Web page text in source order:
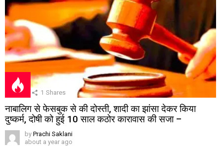
1 Shares
नाबालिग से फेसबुक से की दोस्ती, शादी का झांसा देकर किया
दुष्कर्म, दोषी को हुई 10 साल कठोर कारावास की सजा –
by Prachi Saklani
about a year ago